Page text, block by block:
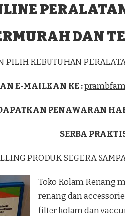
DAN
PILIH KEBUTUHAN
E-MAILKAN KE :
PENAWARAN
SERBA
PRODUK SEGERA
Toko Kolam Renang
renang dan
filter kolam dan